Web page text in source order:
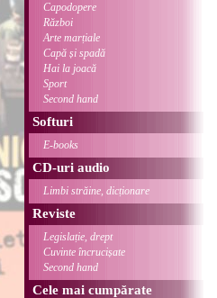
Capodopere
Război
Arte marțiale
Capă și spadă
Hai la joacă
Sport
Second hand
Softuri
E-books
CD-uri audio
Limbi străine, dicționare
Reviste
Legislație, drept
Cuvinte încrucișate
Second hand
Cele mai cumpărate